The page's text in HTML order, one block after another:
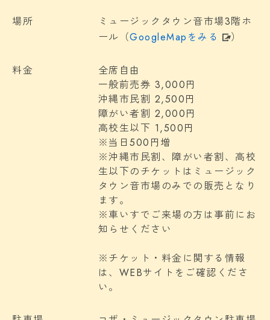
場所
ミュージックタウン音市場3階ホ
ール（GoogleMapをみる ）
料金
全席自由
一般前売券 3,000円
沖縄市民割 2,500円
障がい者割 2,000円
高校生以下 1,500円
※当日500円増
※沖縄市民割、障がい者割、高校
生以下のチケットはミュージック
タウン音市場のみでの販売となり
ます。
※車いすでご来場の方は事前にお
知らせください
※チケット・料金に関する情報
は、WEBサイトをご確認くださ
い。